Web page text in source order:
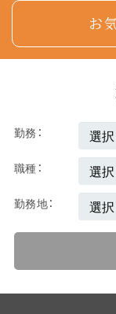
お
勤務
職種
勤務地